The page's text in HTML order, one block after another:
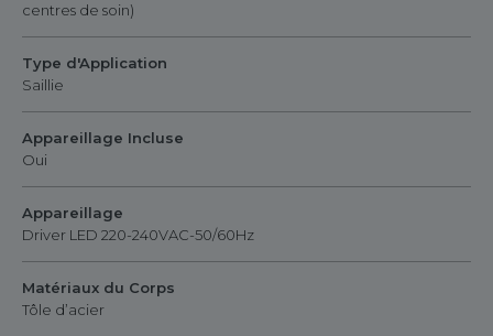
centres de soin)
Type d'Application
Saillie
Appareillage Incluse
Oui
Appareillage
Driver LED 220-240VAC-50/60Hz
Matériaux du Corps
Tôle d’acier